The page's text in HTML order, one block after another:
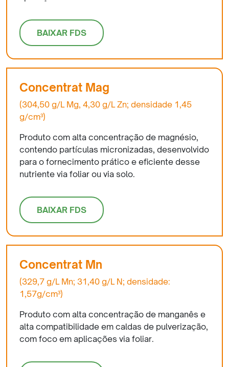
BAIXAR FDS
Concentrat Mag
(304,50 g/L Mg, 4,30 g/L Zn; densidade 1,45
g/cm³)
Produto com alta concentração de magnésio,
contendo partículas micronizadas, desenvolvido
para o fornecimento prático e eficiente desse
nutriente via foliar ou via solo.
BAIXAR FDS
Concentrat Mn
(329,7 g/L Mn; 31,40 g/L N; densidade:
1,57g/cm³)
Produto com alta concentração de manganês e
alta compatibilidade em caldas de pulverização,
com foco em aplicações via foliar.